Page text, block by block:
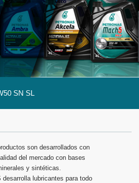
SN SL
son desarrollados con
del mercado con bases
y sintéticas.
desarrolla lubricantes para todo